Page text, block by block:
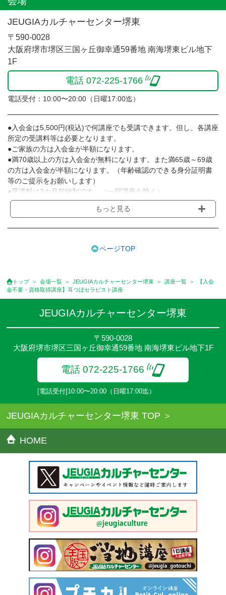
JEUGIAカルチャーセンター堺東
〒590-0028
大阪府堺市堺区三国ヶ丘御幸通59番地 南海堺東ビル地下
1F
電話 072-225-1766
電話受付：10:00〜20:00（日曜17:00迄）
●入会金は5,500円(税込)で何講座でも受講できます。但し、各講座
所定の受講料等は必要となります。
●ご家族の方は入会金が半額になります。
●満70歳以上の方は入会金が無料になります。また満65歳～69歳
の方は入会金が半額になります。（年齢確認のできる身分証明書
等のご提示をお願いします）
●受講料は3カ月前納制です。（一部講座を除く）
●受講料には運営費として１講座につき月額770円(税込)が含まれ
ております。また一部の講座では別途傷害保険料も含まれており
用は含まれておりません。
のでご確認ください。
●参加人数が一定に満たない場合、体験や講座開講を中止または延
期することがあります。
●その他、詳しい内容については、ご入会時にご説明をさせていた
だきます。
もっと見る
ページTOP
トップ 会場一覧 JEUGIAカルチャーセンター堺東 講座一覧
【入会
金不要・資格取得講座】耳つぼセラピスト講座
JEUGIAカルチャーセンター堺東
〒590-0028
大阪府堺市堺区三国ヶ丘御幸通59番地 南海堺東ビル地下1F
電話 072-225-1766
[電話受付]10:00〜20:00（日曜17:00迄）
JEUGIAカルチャーセンター堺東 TOP
HOME